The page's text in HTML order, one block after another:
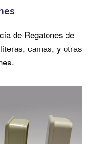
de Regatones de
camas, y otras